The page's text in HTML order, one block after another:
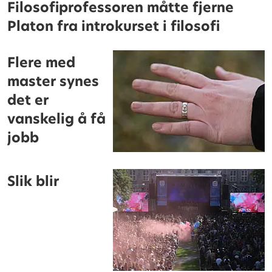
Filosofiprofessoren måtte fjerne
Platon fra introkurset i filosofi
Flere med
master synes
det er
vanskelig å få
jobb
Slik blir